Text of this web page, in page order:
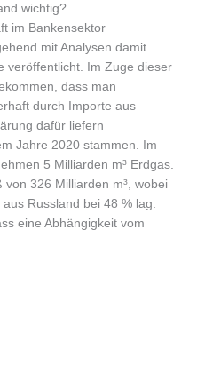
wichtig?
im Bankensektor
mit Analysen damit
veröffentlicht. Im Zuge dieser
dass man
durch Importe aus
dafür liefern
Jahre 2020 stammen. Im
5 Milliarden m³ Erdgas.
326 Milliarden m³, wobei
Russland bei 48 % lag.
eine Abhängigkeit vom